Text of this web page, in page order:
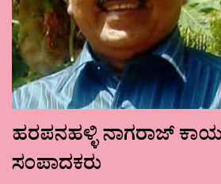
ಹರಪನಹಳ್ಳಿ ನಾಗರಾಜ್
ಸಂಪಾದಕರು